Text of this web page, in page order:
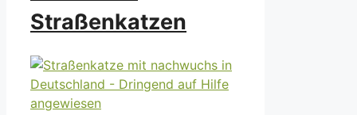
Straßenkatzen